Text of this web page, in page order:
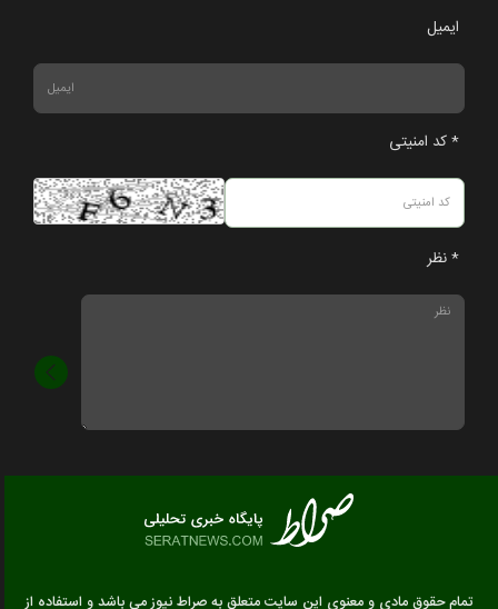
ایمیل
* کد امنیتی
* نظر
تمام حقوق مادی و معنوی این سایت متعلق به صراط نیوز می باشد و استفاده از